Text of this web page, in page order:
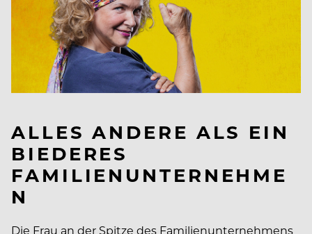
ALLES ANDERE ALS EIN
BIEDERES
FAMILIENUNTERNEHME
N
Die Frau an der Spitze des Familienunternehmens